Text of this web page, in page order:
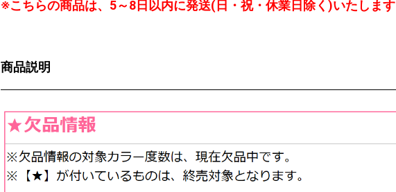
※こちらの商品は、5～8日以内に発送(日・祝・休業日除く)いたします
商品説明